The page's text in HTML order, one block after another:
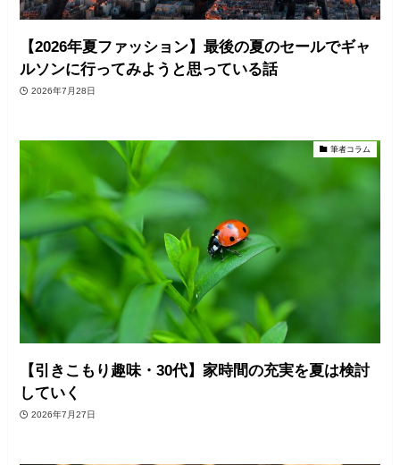
【2026年夏ファッション】最後の夏のセールでギャ
ルソンに行ってみようと思っている話
2026年7月28日
筆者コラム
【引きこもり趣味・30代】家時間の充実を夏は検討
していく
2026年7月27日